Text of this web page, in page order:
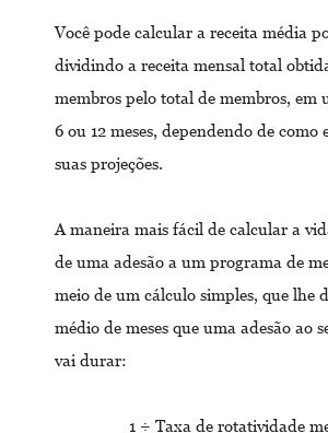
Você pode calcular a receita média
dividindo a receita mensal total
membros pelo total de membros, em
6 ou 12 meses, dependendo de como
suas projeções.
A maneira mais fácil de calcular a
de uma adesão a um programa de
meio de um cálculo simples, que lhe
médio de meses que uma adesão ao
vai durar:
1 ÷ Taxa de rotatividade